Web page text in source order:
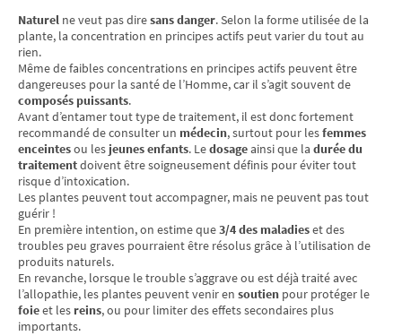
Naturel ne veut pas diresans danger. Selon la forme utilisée de la
plante, la concentration en principes actifs peut varier du tout au
rien.
Même de faibles concentrations en principes actifs peuvent être
dangereuses pour la santé de l’Homme, car il s’agit souvent de
composés puissants.
Avant d’entamer tout type de traitement, il est donc fortement
recommandé de consulter un médecin, surtout pour lesfemmes
enceintesou les jeunes enfants. Ledosageainsi que la durée du
traitementdoivent être soigneusement définis pour éviter tout
risque d’intoxication.
Les plantes peuvent tout accompagner, mais ne peuvent pas tout
guérir !
En première intention, on estime que3/4 des maladieset des
troubles peu graves pourraient être résolus grâce à l’utilisation de
produits naturels.
En revanche, lorsque le trouble s’aggrave ou est déjà traité avec
l’allopathie, les plantes peuvent venir en soutien pour protéger le
foieet les reins, ou pour limiter des effets secondaires plus
importants.